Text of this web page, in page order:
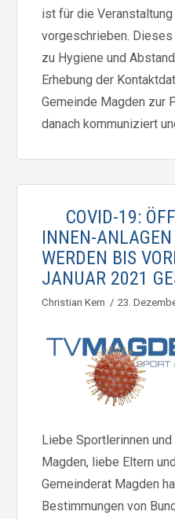
ist für die
vorgeschrieben. Dieses
zu Hygiene und
Erhebung der
Gemeinde Magden zur
danach kommuniziert
COVID-19:
INNEN-
WERDEN BIS
JANUAR 2021
Christian Kern 23.
Liebe Sportlerinnen
Magden, liebe Eltern
Gemeinderat Magden
Bestimmungen von